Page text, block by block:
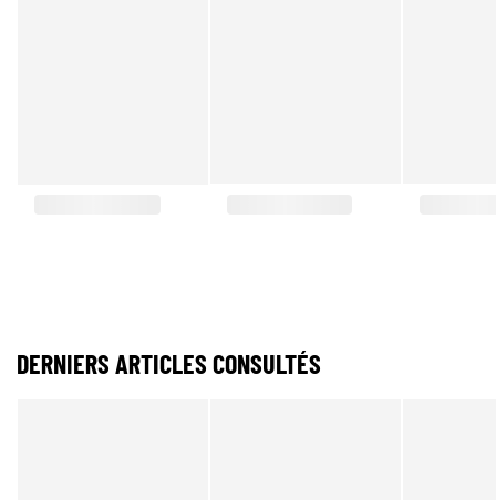
DERNIERS ARTICLES CONSULTÉS